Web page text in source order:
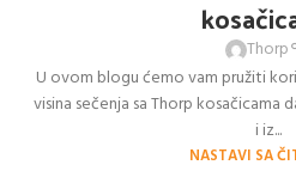
Thorp
U ovom blogu ćemo vam pružiti
visina sečenja sa Thorp
i iz...
NASTAVI SA